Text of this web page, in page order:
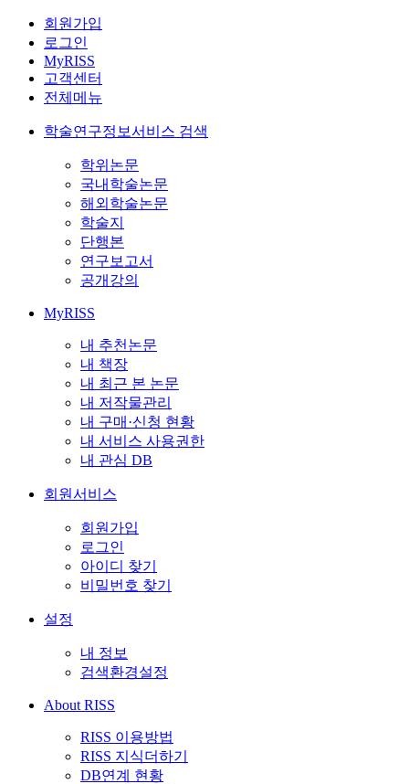
회원가입
로그인
MyRISS
고객센터
전체메뉴
학술연구정보서비스 검색
학위논문
국내학술논문
해외학술논문
학술지
단행본
연구보고서
공개강의
MyRISS
내 추천논문
내 책장
내 최근 본 논문
내 저작물관리
내 구매·신청 현황
내 서비스 사용권한
내 관심 DB
회원서비스
회원가입
로그인
아이디 찾기
비밀번호 찾기
설정
내 정보
검색환경설정
About RISS
RISS 이용방법
RISS 지식더하기
DB연계 현황